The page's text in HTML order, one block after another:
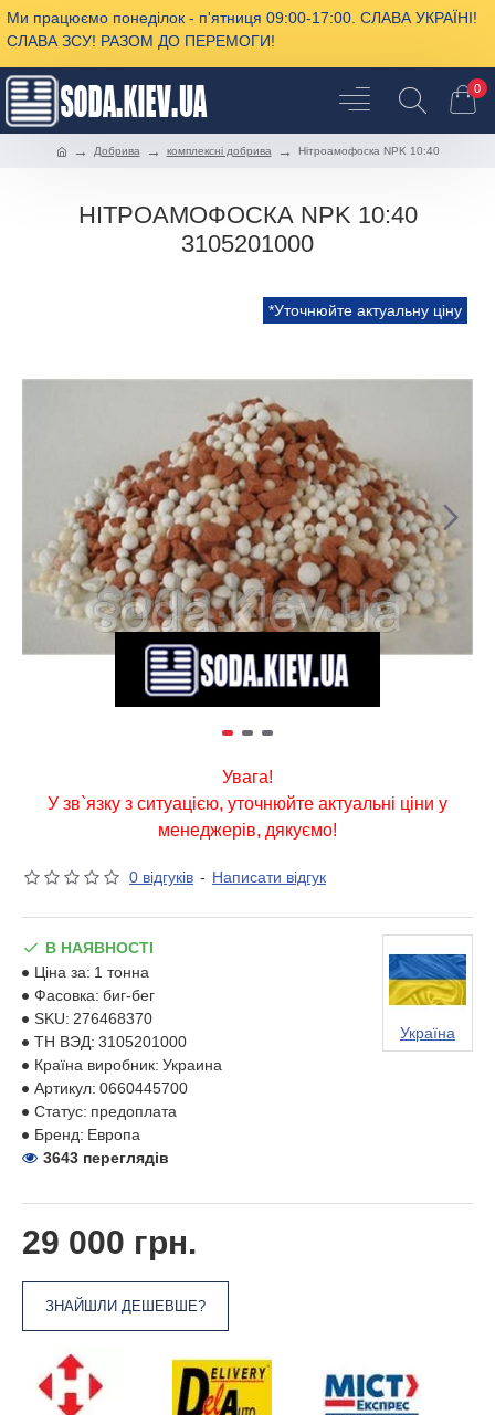
Ми працюємо понеділок - п'ятниця 09:00-17:00. СЛАВА УКРАЇНІ!
СЛАВА ЗСУ! РАЗОМ ДО ПЕРЕМОГИ!
0
Добрива комплексні добрива Нітроамофоска NPK 10:40
НІТРОАМОФОСКА NPK 10:40
3105201000
*Уточнюйте актуальну ціну
Увага!
У зв`язку з ситуацією, уточнюйте актуальні ціни у
менеджерів, дякуємо!
0 відгуків - Написати відгук
29 000 грн.
ЗНАЙШЛИ ДЕШЕВШЕ?
В НАЯВНОСТІ
Ціна за: 1 тонна
Фасовка: биг-бег
SKU: 276468370
ТН ВЭД: 3105201000
Країна виробник: Украина
Артикул: 0660445700
Статус: предоплата
Бренд: Европа
Україна
3643 переглядів